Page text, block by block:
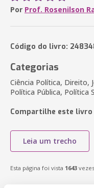
Por Prof. Rosenilson
Código do livro:
Categorias
Ciência Política, Direito,
Política Pública, Política
Compartilhe este livro
Leia um trecho
Esta página foi vista 1643